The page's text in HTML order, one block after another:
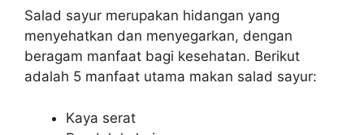
Salad sayur merupakan hidangan yang
menyehatkan dan menyegarkan, dengan
beragam manfaat bagi kesehatan. Berikut
adalah 5 manfaat utama makan salad sayur:
Kaya serat